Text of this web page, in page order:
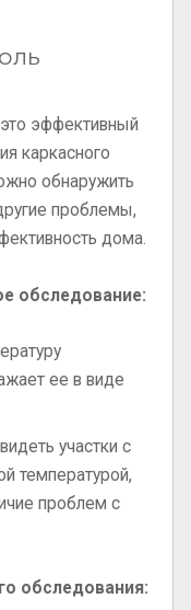
эффективный
каркасного
обнаружить
проблемы,
дома.
обследование:
ее в виде
участки с
температурой,
проблем с
обследования: